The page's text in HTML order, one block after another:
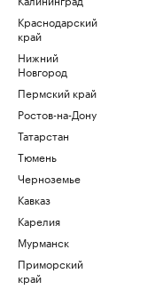
Краснодарский
край
Нижний
Новгород
Пермский край
Ростов-на-Дону
Татарстан
Тюмень
Черноземье
Кавказ
Карелия
Мурманск
Приморский
край